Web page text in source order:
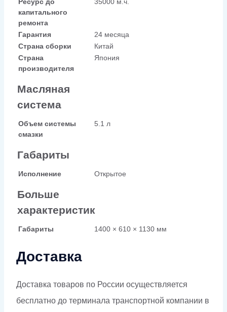
капитального
ремонта
Гарантия
24 месяца
Страна сборки
Китай
Страна
производителя
Япония
Масляная
система
Объем системы
смазки
5.1 л
Габариты
Исполнение Открытое
Больше
характеристик
Габариты 1400 × 610 × 1130 мм
Доставка
Доставка товаров по России осуществляется
бесплатно до терминала транспортной компании в